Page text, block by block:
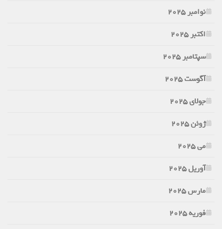
نوامبر 2025
اکتبر 2025
سپتامبر 2025
آگوست 2025
جولای 2025
ژوئن 2025
می 2025
آوریل 2025
مارس 2025
فوریه 2025